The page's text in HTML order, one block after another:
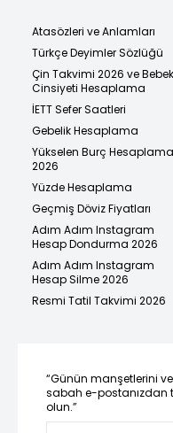
Atasözleri ve Anlamları
Türkçe Deyimler Sözlüğü
Çin Takvimi 2026 ve Bebek
Cinsiyeti Hesaplama
İETT Sefer Saatleri
Gebelik Hesaplama
Yükselen Burç Hesaplama
2026
Yüzde Hesaplama
Geçmiş Döviz Fiyatları
Adım Adım Instagram
Hesap Dondurma 2026
Adım Adım Instagram
Hesap Silme 2026
Resmi Tatil Takvimi 2026
“Günün manşetlerini
sabah e-postanızdan
olun.”